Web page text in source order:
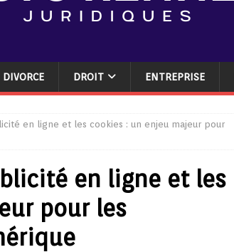
DIVORCE DROIT ENTREPRISE
en ligne et les cookies : un enjeu majeur pour
en ligne et les
pour les